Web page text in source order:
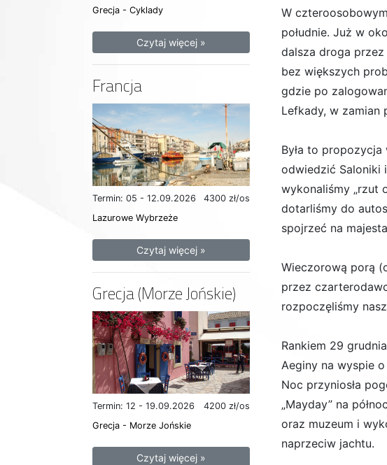
W
południe. Już w
dalsza droga
bez większych
gdzie po
Lefkady, w zamian
Była to
odwiedzić Saloniki
wykonaliśmy „rzut
dotarliśmy do
spojrzeć na
Wieczorową porą
przez
rozpoczęliśmy
Rankiem 29
Aeginy na wyspie
Noc przyniosła
„Mayday” na
oraz muzeum i
naprzeciw jachtu.
Grecja - Cyklady
Czytaj więcej »
Francja
Termin: 05 - 12.09.2026
4300 zł/os
Lazurowe Wybrzeże
Czytaj więcej »
Grecja (Morze Jońskie)
Termin: 12 - 19.09.2026
4200 zł/os
Grecja - Morze Jońskie
Czytaj więcej »